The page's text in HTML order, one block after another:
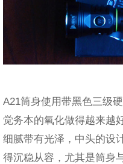
A21筒身使用带黑色三级
觉务本的氧化做得越来越
细腻带有光泽，中头的设
得沉稳从容，尤其是筒身